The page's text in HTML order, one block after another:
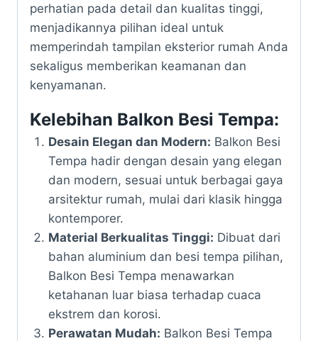
perhatian pada detail dan kualitas tinggi,
menjadikannya pilihan ideal untuk
memperindah tampilan eksterior rumah Anda
sekaligus memberikan keamanan dan
kenyamanan.
Kelebihan Balkon Besi Tempa:
Desain Elegan dan Modern: Balkon Besi
Tempa hadir dengan desain yang elegan
dan modern, sesuai untuk berbagai gaya
arsitektur rumah, mulai dari klasik hingga
kontemporer.
Material Berkualitas Tinggi: Dibuat dari
bahan aluminium dan besi tempa pilihan,
Balkon Besi Tempa menawarkan
ketahanan luar biasa terhadap cuaca
ekstrem dan korosi.
Perawatan Mudah: Balkon Besi Tempa